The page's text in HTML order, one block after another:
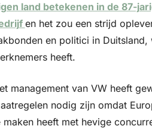
land betekenen in de 87-
en het zou een strijd
en politici in
heeft.
management van VW heeft
nodig zijn omdat
maken heeft met hevige